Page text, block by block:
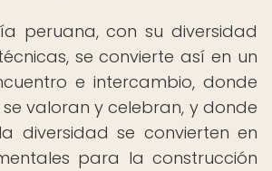
peruana, con su diversidad
se convierte así en un
e intercambio, donde
valoran y celebran, y donde
diversidad se convierten en
para la construcción